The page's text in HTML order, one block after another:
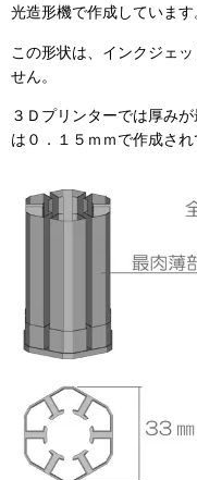
光造形機で作成しています
この形状は、インクジェ
せん。
３Ｄプリンターでは厚み
は０．１５ｍｍで作成され